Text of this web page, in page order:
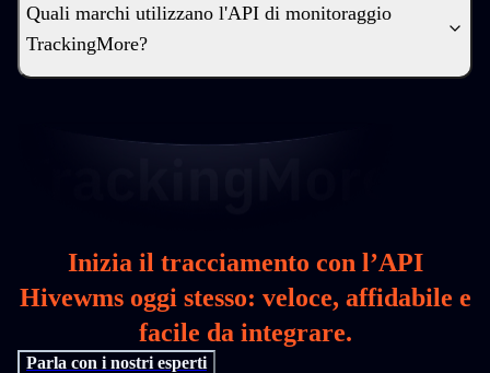
Quali marchi utilizzano l'API di monitoraggio
TrackingMore?
Inizia il tracciamento con l’API
Hivewms oggi stesso: veloce, affidabile e
facile da integrare.
Parla con i nostri esperti